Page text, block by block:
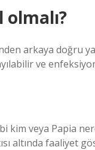
olmalı?
arkaya doğru
ve
kim veya Papia
altında faaliyet